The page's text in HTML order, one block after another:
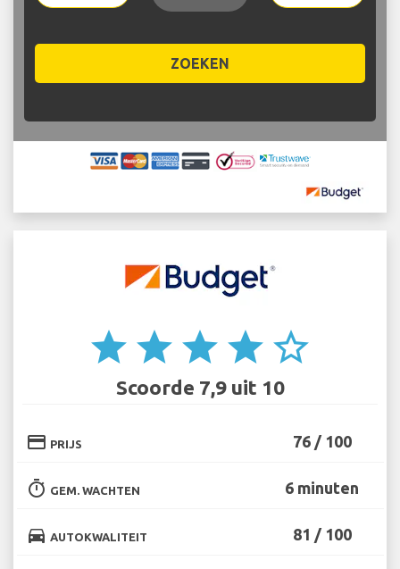
ZOEKEN
star star star star star_border
Scoorde 7,9 uit 10
credit_card PRIJS 76 / 100
timer GEM. WACHTEN 6 minuten
directions_car AUTOKWALITEIT 81 / 100